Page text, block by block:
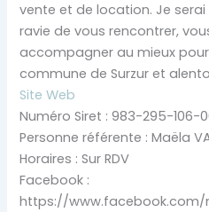
vente et de location. Je serai
ravie de vous rencontrer,
accompagner au mieux
commune de Surzur et
Site Web
Numéro Siret : 983-295-106-
Personne référente : Maëla
Horaires : Sur RDV
Facebook :
https://